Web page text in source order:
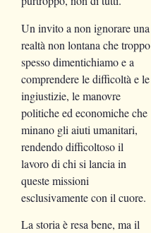
Un invito a non ignorare una
realtà non lontana che troppo
spesso dimentichiamo e a
comprendere le difficoltà e le
ingiustizie, le manovre
politiche ed economiche che
minano gli aiuti umanitari,
rendendo difficoltoso il
lavoro di chi si lancia in
queste missioni
esclusivamente con il cuore.
La storia è resa bene, ma il